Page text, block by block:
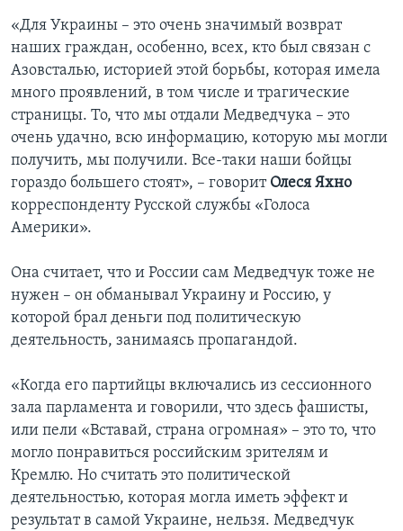
«Для Украины – это очень значимый возврат
наших граждан, особенно, всех, кто был связан с
Азовсталью, историей этой борьбы, которая имела
много проявлений, в том числе и трагические
страницы. То, что мы отдали Медведчука – это
очень удачно, всю информацию, которую мы могли
получить, мы получили. Все-таки наши бойцы
гораздо большего стоят», – говорит Олеся Яхно
корреспонденту Русской службы «Голоса
Америки».
Она считает, что и России сам Медведчук тоже не
нужен – он обманывал Украину и Россию, у
которой брал деньги под политическую
деятельность, занимаясь пропагандой.
«Когда его партийцы включались из сессионного
зала парламента и говорили, что здесь фашисты,
или пели «Вставай, страна огромная» – это то, что
могло понравиться российским зрителям и
Кремлю. Но считать это политической
деятельностью, которая могла иметь эффект и
результат в самой Украине, нельзя. Медведчук